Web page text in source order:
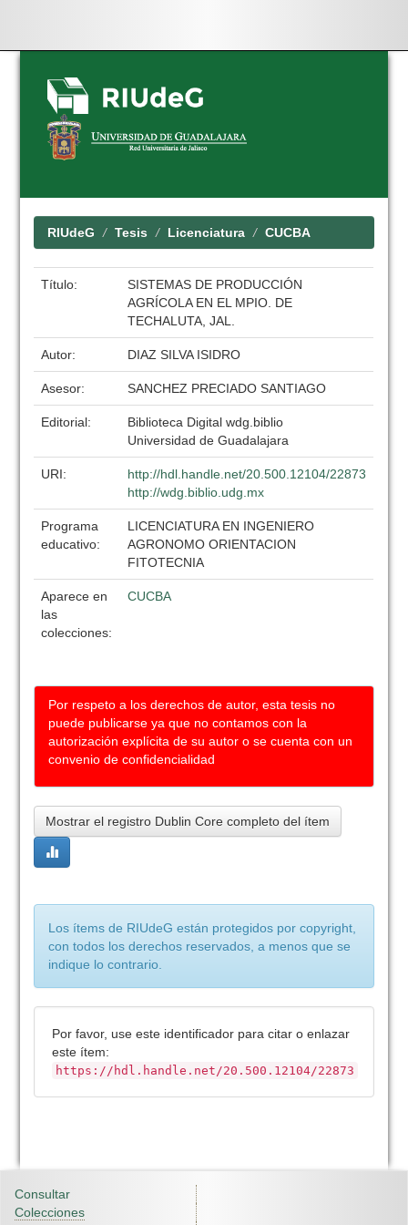
Skip
navigation
RIUdeG Tesis Licenciatura CUCBA
Título:
SISTEMAS DE PRODUCCIÓN
AGRÍCOLA EN EL MPIO. DE
TECHALUTA, JAL.
Autor: DIAZ SILVA ISIDRO
Asesor: SANCHEZ PRECIADO SANTIAGO
Editorial:
Biblioteca Digital wdg.biblio
Universidad de Guadalajara
URI:
http://hdl.handle.net/20.500.12104/22873
http://wdg.biblio.udg.mx
Programa
educativo:
LICENCIATURA EN INGENIERO
AGRONOMO ORIENTACION
FITOTECNIA
Aparece en
las
colecciones:
CUCBA
Por respeto a los derechos de autor, esta tesis no
puede publicarse ya que no contamos con la
autorización explícita de su autor o se cuenta con un
convenio de confidencialidad
Mostrar el registro Dublin Core completo del ítem
Los ítems de RIUdeG están protegidos por copyright,
con todos los derechos reservados, a menos que se
indique lo contrario.
Por favor, use este identificador para citar o enlazar
este ítem:
https://hdl.handle.net/20.500.12104/22873
Consultar
Colecciones